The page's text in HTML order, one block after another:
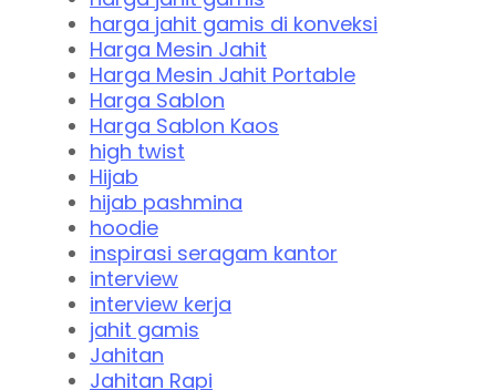
harga jahit gamis di konveksi
Harga Mesin Jahit
Harga Mesin Jahit Portable
Harga Sablon
Harga Sablon Kaos
high twist
Hijab
hijab pashmina
hoodie
inspirasi seragam kantor
interview
interview kerja
jahit gamis
Jahitan
Jahitan Rapi